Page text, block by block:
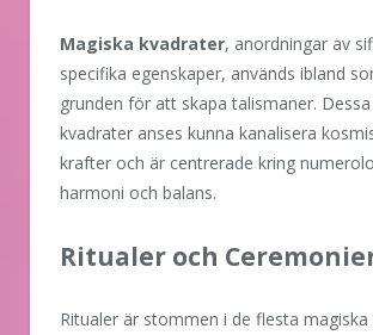
Magiska kvadrater, anordningar av
specifika egenskaper, används ibland
grunden för att skapa talismaner. Dessa
kvadrater anses kunna kanalisera
krafter och är centrerade kring
harmoni och balans.
Ritualer och
Ritualer är stommen i de flesta magiska